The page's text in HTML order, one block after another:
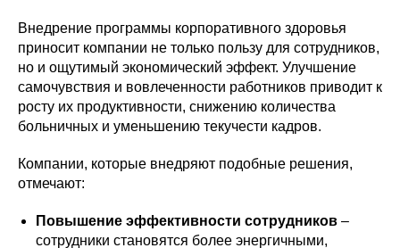
Внедрение программы корпоративного здоровья
приносит компании не только пользу для сотрудников,
но и ощутимый экономический эффект. Улучшение
самочувствия и вовлеченности работников приводит к
росту их продуктивности, снижению количества
больничных и уменьшению текучести кадров.
Компании, которые внедряют подобные решения,
отмечают:
Повышение эффективности сотрудников –
сотрудники становятся более энергичными,